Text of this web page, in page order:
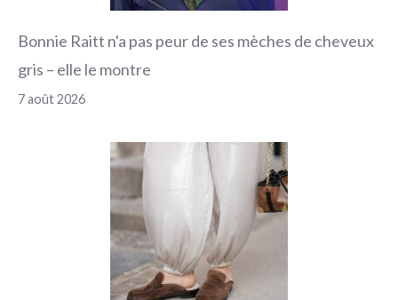
Bonnie Raitt n'a pas peur de ses mèches de cheveux
gris – elle le montre
7 août 2026